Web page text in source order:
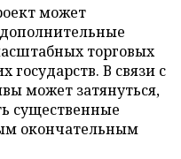
может
торговых
В связи с
может затянуться,
существенные
окончательным